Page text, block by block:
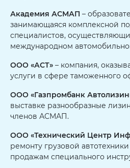
Академия АСМАП –
занимающаяся комплексной
специалистов,
международном
ООО «АСТ» – компания,
услуги в сфере таможенного
ООО «Газпромбанк
выставке разнообразные
членов АСМАП.
ООО «Технический Центр
ремонту грузовой
продажам специального